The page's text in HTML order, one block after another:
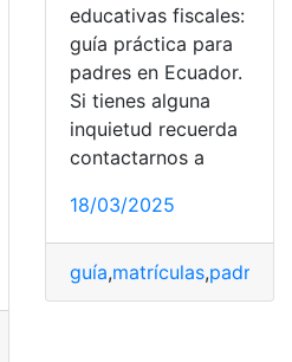
educativas fiscales:
guía práctica para
padres en Ecuador.
Si tienes alguna
inquietud recuerda
contactarnos a
18/03/2025
guía,matrículas,padres